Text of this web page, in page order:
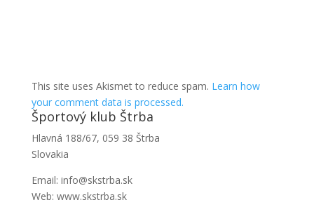
This site uses Akismet to reduce spam. Learn how
your comment data is processed.
Športový klub Štrba
Hlavná 188/67, 059 38 Štrba
Slovakia
Email: info@skstrba.sk
Web: www.skstrba.sk